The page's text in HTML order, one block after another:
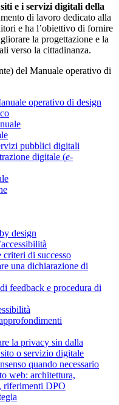
e i servizi digitali della
di lavoro dedicato alla
e ha l’obiettivo di fornire
la progettazione e la
verso la cittadinanza.
del Manuale operativo di
operativo di design
pubblici digitali
digitale (e-
design
di successo
una dichiarazione di
feedback e procedura di
la privacy sin dalla
o servizio digitale
quando necessario
web: architettura,
riferimenti DPO